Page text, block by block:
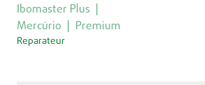
Ibomaster Plus
Mercúrio
Premium
Reparateur